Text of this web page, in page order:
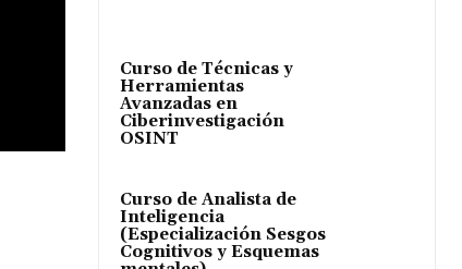
Curso de Técnicas y
Herramientas
Avanzadas en
Ciberinvestigación
OSINT
Curso de Analista de
Inteligencia
(Especialización Sesgos
Cognitivos y Esquemas